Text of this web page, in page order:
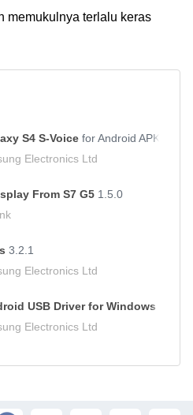
memukulnya terlalu keras
S4 S-Voice for Android APK
Electronics Ltd
From S7 G5 1.5.0
3.2.1
Electronics Ltd
USB Driver for Windows
Electronics Ltd